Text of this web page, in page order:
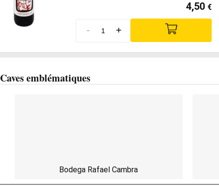
4,50 €
- +
Caves emblématiques
Bodega Rafael Cambra